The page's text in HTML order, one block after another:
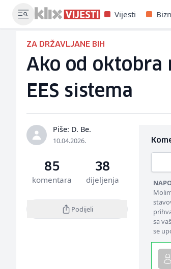
Vijesti
ZA DRŽAVLJANE BIH
Ako od oktobra
EES sistema
Piše: D. Be.
10.04.2026.
85
komentara
38
dijeljenja
Podijeli
sa
se